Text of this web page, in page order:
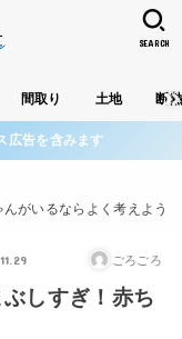
間取り 土地 断
SEARCH
広告を含みます
がいるならよく考えよう
ごろごろ
しすぎ！赤ち